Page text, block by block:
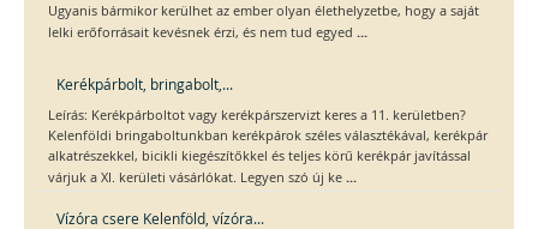
Ugyanis bármikor kerülhet az ember olyan élethelyzetbe, hogy a saját
lelki erőforrásait kevésnek érzi, és nem tud egyed ...
Kerékpárbolt, bringabolt,...
Leírás: Kerékpárboltot vagy kerékpárszervizt keres a 11. kerületben?
Kelenföldi bringaboltunkban kerékpárok széles választékával, kerékpár
alkatrészekkel, bicikli kiegészítőkkel és teljes körű kerékpár javítással
várjuk a XI. kerületi vásárlókat. Legyen szó új ke ...
Vízóra csere Kelenföld, vízóra...